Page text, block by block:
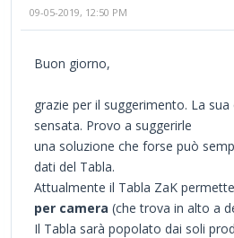
09-05-2019, 12:50 PM
Buon giorno,
grazie per il suggerimento. La
sensata. Provo a suggerirle
una soluzione che forse può
dati del Tabla.
Attualmente il Tabla ZaK
per camera (che trova in alto a
Il Tabla sarà popolato dai soli